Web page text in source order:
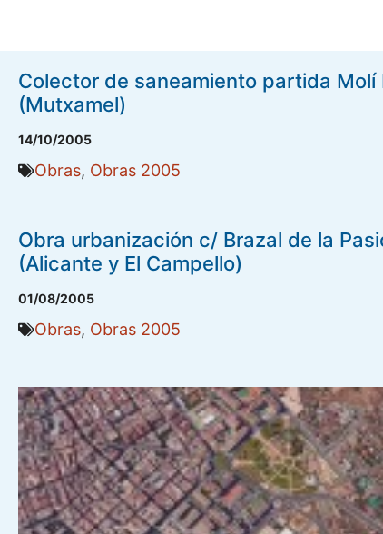
Colector de saneamiento partida Molí
(Mutxamel)
14/10/2005
Obras, Obras 2005
Obra urbanización c/ Brazal de la
(Alicante y El Campello)
01/08/2005
Obras, Obras 2005